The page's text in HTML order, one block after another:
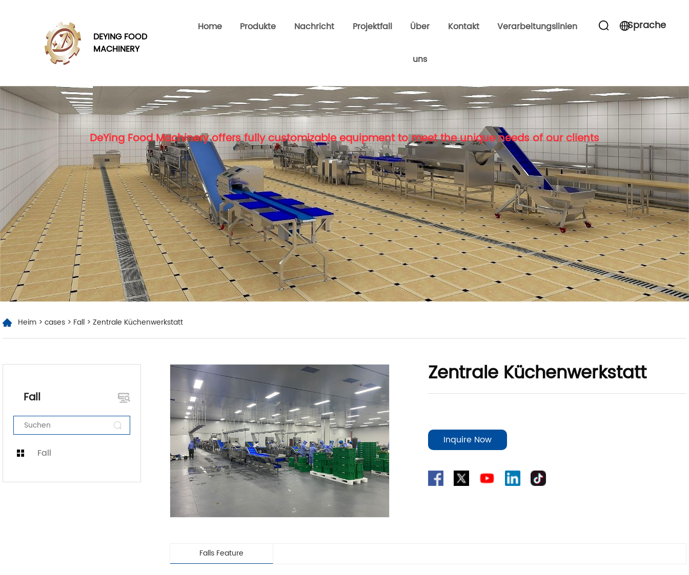
DEYING FOOD
MACHINERY
Home Produkte Nachricht Projektfall Über
uns
Kontakt Verarbeitungslinien Sprache
DeYing Food Machinery offers fully customizable equipment to meet the unique needs of our clients
Heim > cases > Fall > Zentrale Küchenwerkstatt
Fall
Fall
Zentrale Küchenwerkstatt
Inquire Now
Falls Feature